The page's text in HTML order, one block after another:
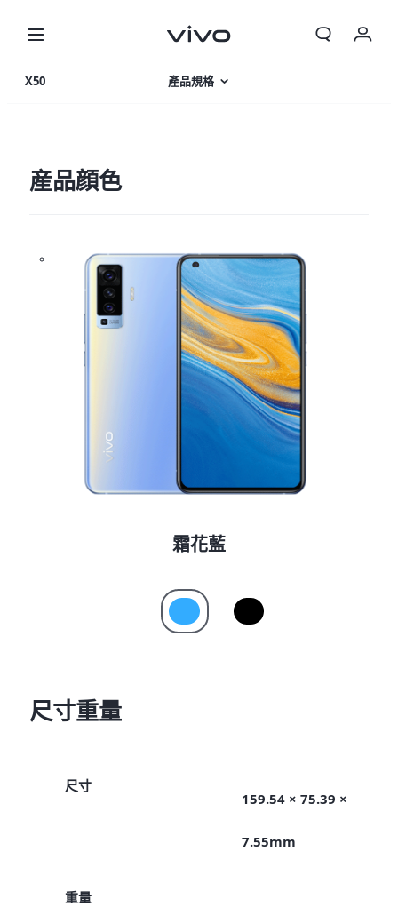
X50 產品規格
産品顔色
霜花藍
尺寸重量
尺寸
159.54 × 75.39 ×
7.55mm
重量